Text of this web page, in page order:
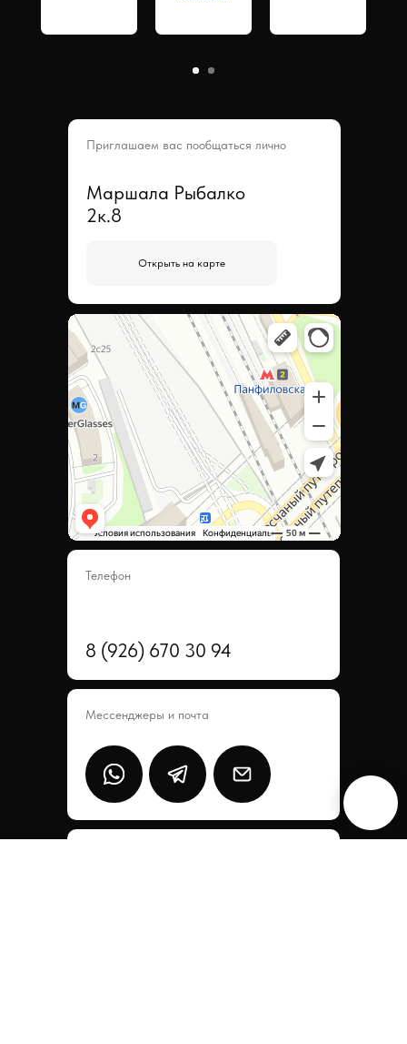
Приглашаем вас пообщаться лично
Маршала Рыбалко
2к.8
Открыть на карте
Телефон
8 (926) 670 30 94
Мессенджеры и почта